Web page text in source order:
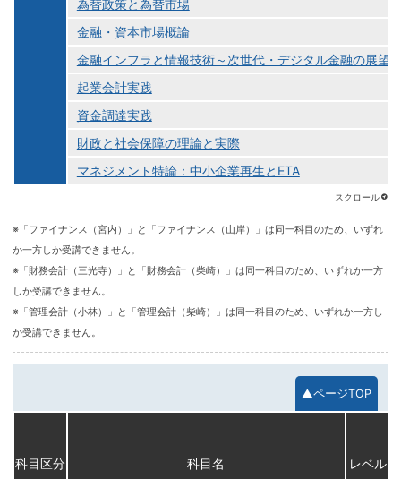
為替政策と為替市場
金融・資本市場概論
金融インフラと情報技術～次世代・デジタル金融の展望
起業会計実践
資金調達実践
財政と社会保障の理論と実際
マネジメント特論：中小企業再生とETA
※「ファイナンス（宮内）」と「ファイナンス（山岸）」は同一科目のため、いずれ
か一方しか受講できません。
※「財務会計（三光寺）」と「財務会計（柴崎）」は同一科目のため、いずれか一方
しか受講できません。
※「管理会計（小林）」と「管理会計（柴崎）」は同一科目のため、いずれか一方し
か受講できません。
▲ページTOP
科目区分 科目名 レベル